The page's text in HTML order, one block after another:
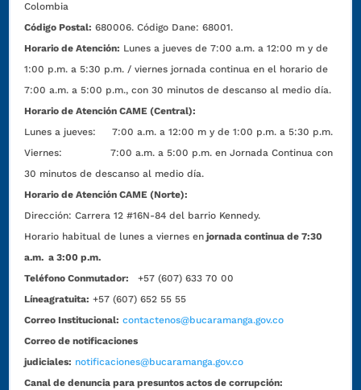
Colombia
Código Postal: 680006. Código Dane: 68001.
Horario de Atención: Lunes a jueves de 7:00 a.m. a 12:00 m y de
1:00 p.m. a 5:30 p.m. / viernes jornada continua en el horario de
7:00 a.m. a 5:00 p.m., con 30 minutos de descanso al medio día.
Horario de Atención CAME (Central):
Lunes a jueves: 7:00 a.m. a 12:00 m y de 1:00 p.m. a 5:30 p.m.
Viernes: 7:00 a.m. a 5:00 p.m. en Jornada Continua con
30 minutos de descanso al medio día.
Horario de Atención CAME (Norte):
Dirección:Carrera 12 #16N-84 del barrio Kennedy.
Horario habitual de lunes a viernes en jornada continua de 7:30
a.m. a 3:00 p.m.
Teléfono Conmutador:
+57 (607) 633 70 00
Líneagratuita: +57 (607) 652 55 55
Correo Institucional: contactenos@bucaramanga.gov.co
Correo de notificaciones
judiciales: notificaciones@bucaramanga.gov.co
Canal de denuncia para presuntos actos de corrupción: